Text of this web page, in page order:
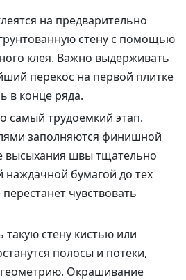
на предварительно
стену с помощью
клея. Важно выдерживать
перекос на первой плитке
в конце ряда.
самый трудоемкий этап.
заполняются финишной
высыхания швы тщательно
бумагой до тех
чувствовать
такую стену кистью или
полосы и потеки,
Окрашивание